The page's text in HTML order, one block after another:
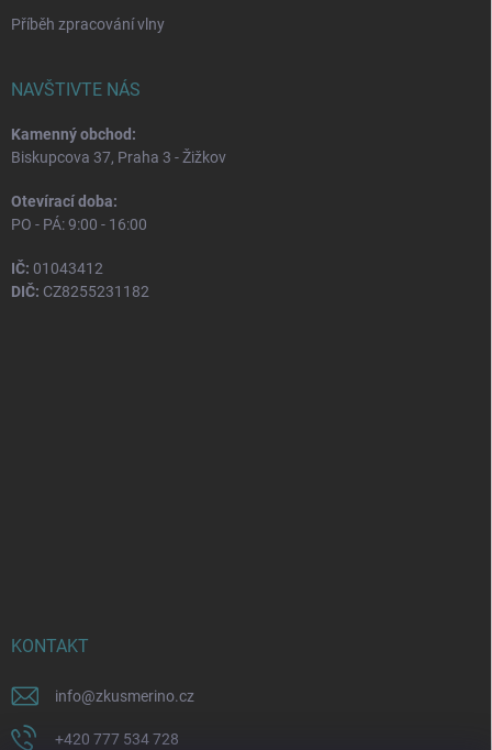
Příběh zpracování vlny
NAVŠTIVTE NÁS
Kamenný obchod:
Biskupcova 37, Praha 3 - Žižkov
Otevírací doba:
PO - PÁ: 9:00 - 16:00
IČ: 01043412
DIČ: CZ8255231182
KONTAKT
info@zkusmerino.cz
+420 777 534 728